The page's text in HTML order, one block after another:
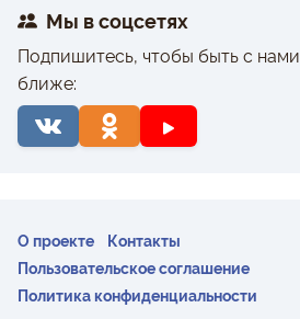
Мы в соцсетях
Подпишитесь, чтобы быть с нами
ближе:
О проекте
Контакты
Пользовательское соглашение
Политика конфиденциальности